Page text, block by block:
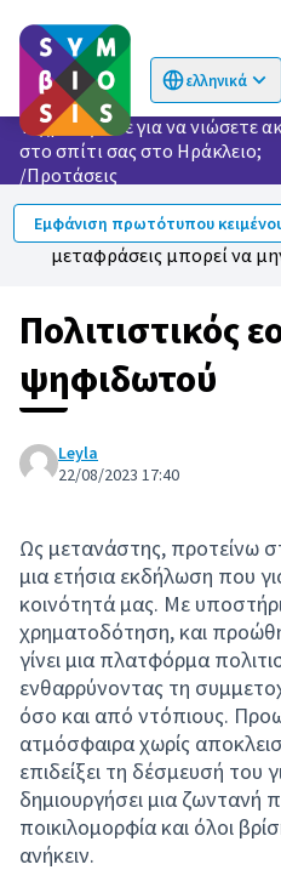
ελληνικά
Choose language
Τι χρειάζεστε για να νιώσετε
στο σπίτι σας στο Ηράκλειο;
/Προτάσεις
Εμφάνιση πρωτότυπου
μεταφράσεις μπορεί να
Πολιτιστικός
ψηφιδωτού
Leyla
22/08/2023 17:40
Ως μετανάστης, προτείνω
μια ετήσια εκδήλωση που
κοινότητά μας. Με
χρηματοδότηση, και
γίνει μια πλατφόρμα
ενθαρρύνοντας τη
όσο και από ντόπιους.
ατμόσφαιρα χωρίς
επιδείξει τη δέσμευσή του
δημιουργήσει μια ζωντανή
ποικιλομορφία και όλοι
ανήκειν.